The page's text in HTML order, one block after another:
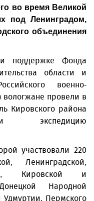
во время Великой
под Ленинградом,
объединения
Фонда
области и
военно-
вологжане провели в
Кировского района
экспедицию
участвовали 220
Ленинградской,
Кировской и
Народной
Пермского